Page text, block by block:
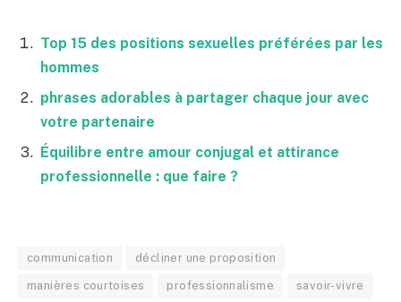
Top 15 des positions sexuelles préférées par les
hommes
phrases adorables à partager chaque jour avec
votre partenaire
Équilibre entre amour conjugal et attirance
professionnelle : que faire ?
communication décliner une proposition
manières courtoises professionnalisme savoir-vivre